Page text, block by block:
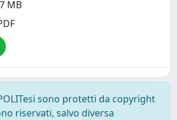
MB
sono protetti da copyright
riservati, salvo diversa